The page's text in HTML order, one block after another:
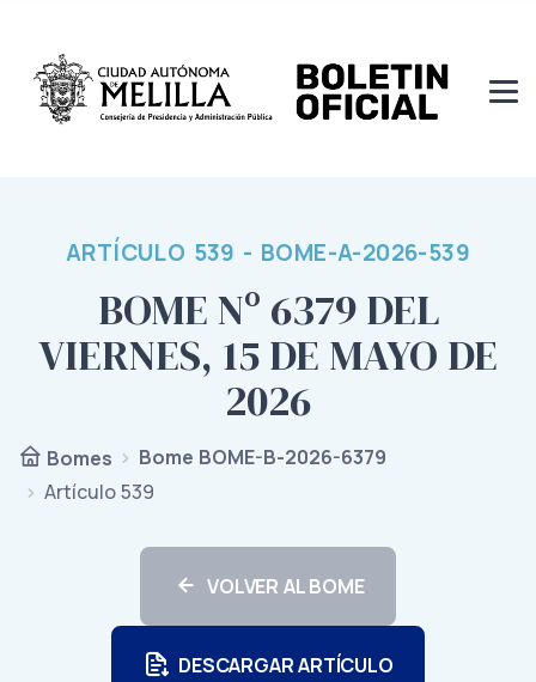
ARTÍCULO 539 - BOME-A-2026-539
BOME Nº 6379 DEL
VIERNES, 15 DE MAYO DE
2026
Bomes
Bome BOME-B-2026-6379
Artículo 539
VOLVER AL BOME
DESCARGAR ARTÍCULO